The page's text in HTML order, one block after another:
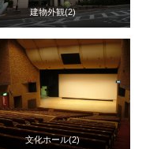
建物外観(2)
文化ホール(2)